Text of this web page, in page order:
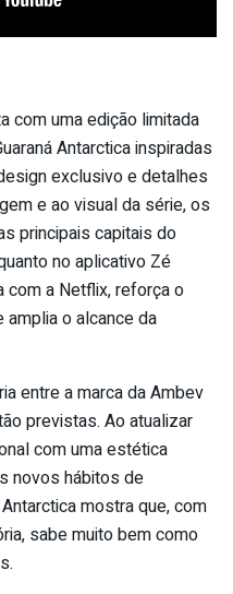
com uma edição limitada
Antarctica inspiradas
exclusivo e detalhes
e ao visual da série, os
principais capitais do
no aplicativo Zé
com a Netflix, reforça o
o alcance da
entre a marca da Ambev
previstas. Ao atualizar
com uma estética
novos hábitos de
mostra que, com
sabe muito bem como